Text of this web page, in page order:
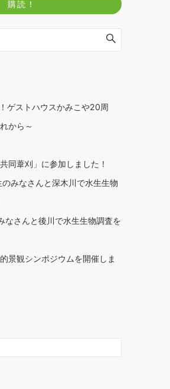
ストハウスかみこや20周
から～
同葦刈」に参加しました！
みなさんと深木川で水生生物
なさんと後川で水生生物調査を
景観シンポジウムを開催しま